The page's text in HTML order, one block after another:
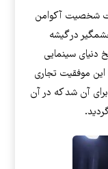
شخصیت آکوامن
در گیشه
دنیای سینمایی
این موفقیت تجاری
آن شد که در آن